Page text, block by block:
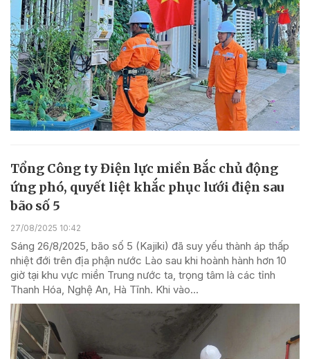
Tổng Công ty Điện lực miền Bắc chủ động
ứng phó, quyết liệt khắc phục lưới điện sau
bão số 5
27/08/2025 10:42
Sáng 26/8/2025, bão số 5 (Kajiki) đã suy yếu thành áp thấp
nhiệt đới trên địa phận nước Lào sau khi hoành hành hơn 10
giờ tại khu vực miền Trung nước ta, trọng tâm là các tỉnh
Thanh Hóa, Nghệ An, Hà Tĩnh. Khi vào...